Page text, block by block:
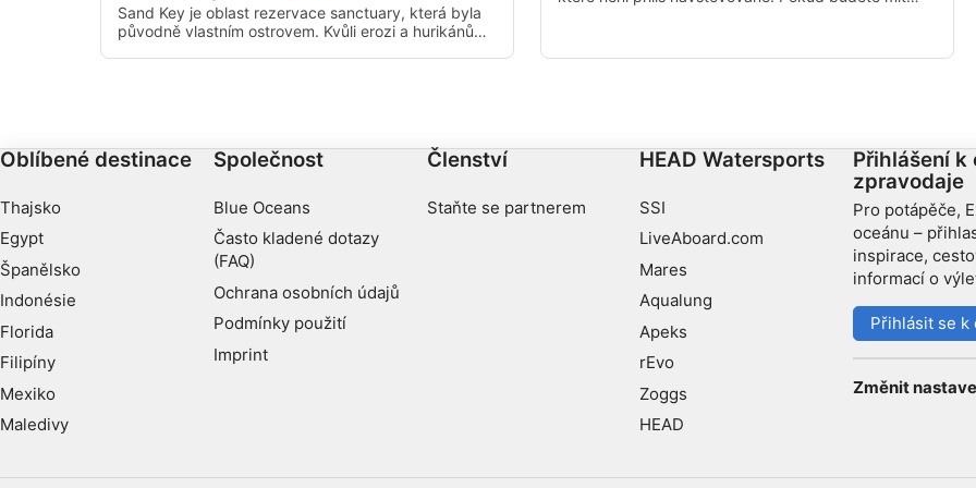
Sand Key je oblast rezervace sanctuary, která byla
původně vlastním ostrovem. Kvůli erozi a hurikánům
Oblíbené destinace
Thajsko
Egypt
Španělsko
Indonésie
Florida
Filipíny
Mexiko
Maledivy
Společnost
Blue Oceans
Často kladené dotazy
(FAQ)
Ochrana osobních údajů
Podmínky použití
Imprint
Členství
Staňte se partnerem
HEAD Watersports
SSI
LiveAboard.com
Mares
Aqualung
Apeks
rEvo
Zoggs
HEAD
Přihlášení k
zpravodaje
Pro potápěče,
oceánu –
inspirace,
informací o
Přihlásit se k
Změnit
Reklamní